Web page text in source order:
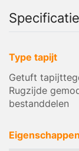
Type tapijt
Getuft
Rugzijde
bestanddelen
Eigenschappen